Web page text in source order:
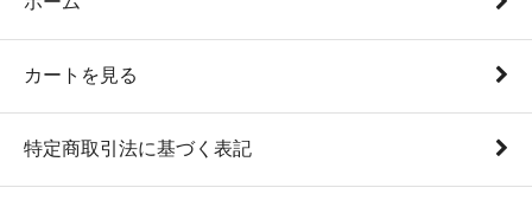
カートを見る
特定商取引法に基づく表記